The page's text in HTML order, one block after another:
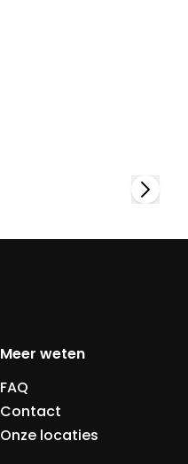
Meer weten
FAQ
Contact
Onze locaties